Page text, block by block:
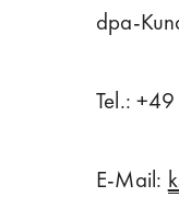
dpa-
Tel.:
E-Mail: